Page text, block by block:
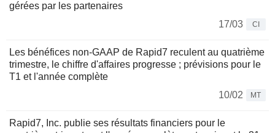
gérées par les partenaires
17/03
CI
Les bénéfices non-GAAP de Rapid7 reculent au quatrième
trimestre, le chiffre d'affaires progresse ; prévisions pour le
T1 et l'année complète
10/02
MT
Rapid7, Inc. publie ses résultats financiers pour le